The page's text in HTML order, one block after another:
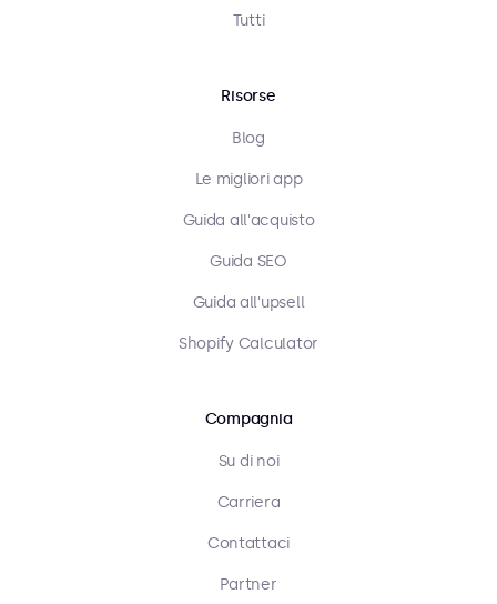
Tutti
Risorse
Blog
Le migliori app
Guida all'acquisto
Guida SEO
Guida all'upsell
Shopify Calculator
Compagnia
Su di noi
Carriera
Contattaci
Partner